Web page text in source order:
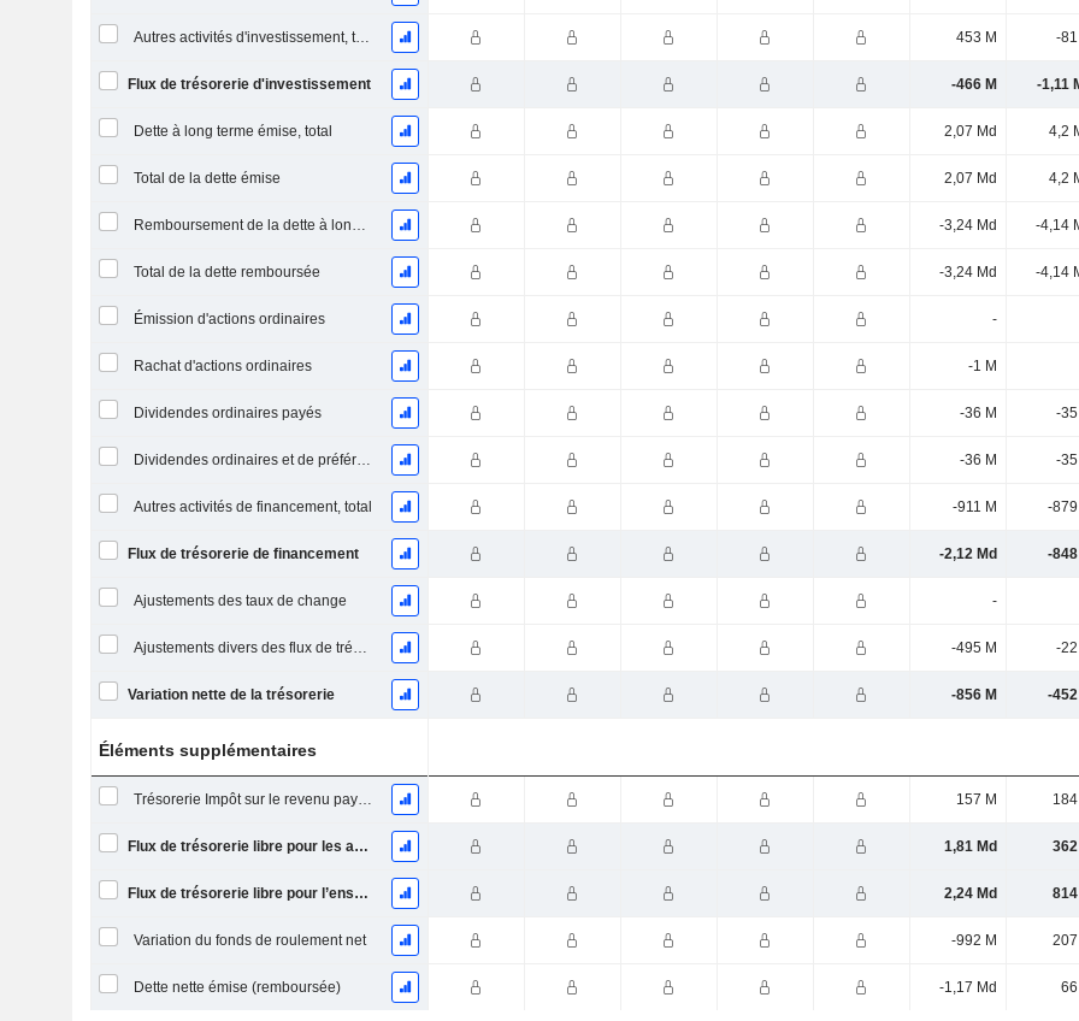
Autres activités d'investissement, total 453 M -
Flux de trésorerie d'investissement -466 M -1,11
Dette à long terme émise, total 2,07 Md 4,2
Total de la dette émise 2,07 Md 4,2
Remboursement de la dette à long terme, total -3,24 Md -4,14
Total de la dette remboursée -3,24 Md -4,14
Émission d'actions ordinaires -
Rachat d'actions ordinaires -1 M
Dividendes ordinaires payés -36 M -
Dividendes ordinaires et de préférence payés -36 M -
Autres activités de financement, total -911 M -
Flux de trésorerie de financement -2,12 Md -
Ajustements des taux de change -
Ajustements divers des flux de trésorerie -495 M -
Variation nette de la trésorerie -856 M -
Éléments supplémentaires
Trésorerie Impôt sur le revenu payé (remboursement)Impôt effectivement payé (remboursé) sur l’exercice 157 M
Flux de trésorerie libre pour les actionnaires FCFE 1,81 Md
Flux de trésorerie libre pour l’ensemble des pourvoyeurs de fonds (créanciers et actionnaires) FCFF 2,24 Md
Variation du fonds de roulement net -992 M
Dette nette émise (remboursée) -1,17 Md